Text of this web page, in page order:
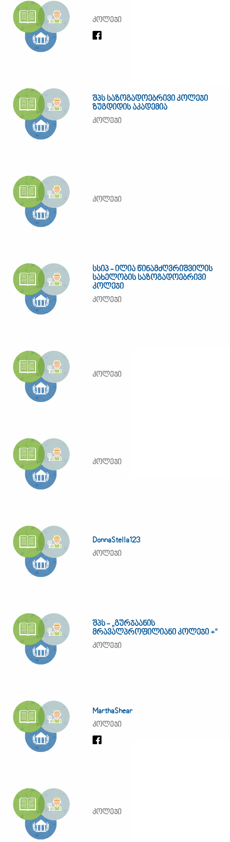
კოლეჯი
შპს საზოგადოებრივი კოლეჯი
ზუგდიდის აკადემია
კოლეჯი
კოლეჯი
სსიპ - ილია წინამძღვრიშვილის
სახელობის საზოგადოებრივი
კოლეჯი
კოლეჯი
კოლეჯი
კოლეჯი
DonnaStella123
კოლეჯი
შპს - „გურჯაანის
მრავალპროფილიანი კოლეჯი +“
კოლეჯი
MarthaShear
კოლეჯი
კოლეჯი